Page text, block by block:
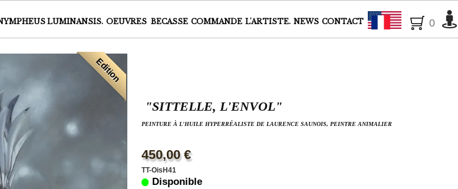
LUMINANSIS. OEUVRES BECASSE COMMANDE L'ARTISTE. NEWS CONTACT Français
0
Edition
"SITTELLE, L'ENVOL"
PEINTURE À L'HUILE HYPERRÉALISTE DE LAURENCE SAUNOIS, PEINTRE ANIMALIER
450,00 €
TT-OisH41
Disponible